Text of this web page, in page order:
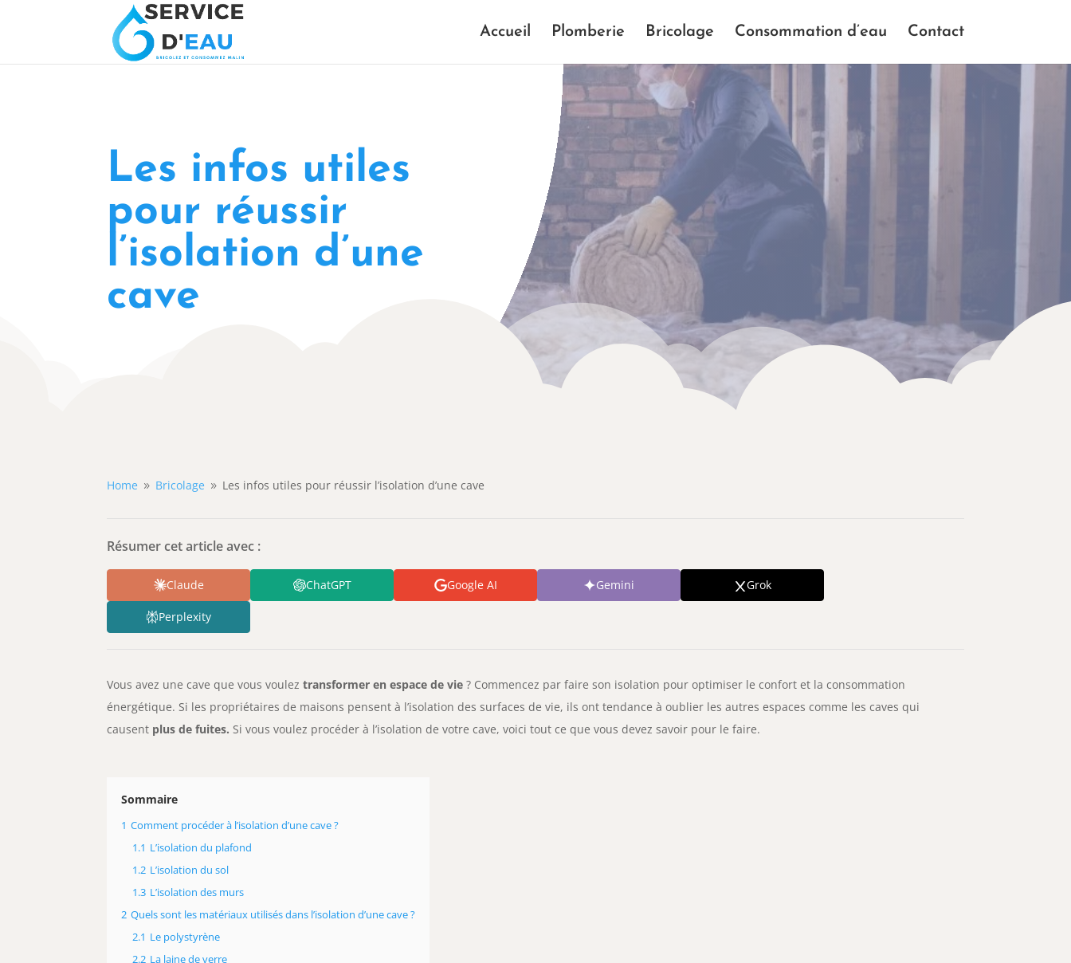
Accueil Plomberie Bricolage Consommation d’eau Contact
Les infos utiles
pour réussir
l’isolation d’une
cave
Home 9 Bricolage 9 Les infos utiles pour réussir l’isolation d’une cave
Résumer cet article avec :
Claude ChatGPT Google AI Gemini Grok
Perplexity
Vous avez une cave que vous vouleztransformer en espace de vie? Commencez par faire son isolation pour optimiser le confort et la consommation
énergétique. Si les propriétaires de maisons pensent à l’isolation des surfaces de vie, ils ont tendance à oublier les autres espaces comme les caves qui
causent plus de fuites. Si vous voulez procéder à l’isolation de votre cave, voici tout ce que vous devez savoir pour le faire.
Sommaire
1 Comment procéder à l’isolation d’une cave ?
1.1 L’isolation du plafond
1.2 L’isolation du sol
1.3 L’isolation des murs
2 Quels sont les matériaux utilisés dans l’isolation d’une cave ?
2.1 Le polystyrène
2.2 La laine de verre